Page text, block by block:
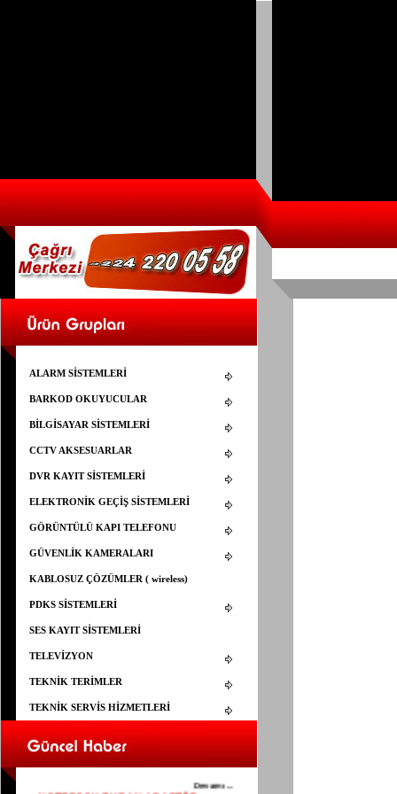
ALARM SİSTEMLERİ
BARKOD OKUYUCULAR
BİLGİSAYAR SİSTEMLERİ
CCTV AKSESUARLAR
DVR KAYIT SİSTEMLERİ
ELEKTRONİK GEÇİŞ SİSTEMLERİ
GÖRÜNTÜLÜ KAPI TELEFONU
GÜVENLİK KAMERALARI
KABLOSUZ ÇÖZÜMLER ( wireless)
PDKS SİSTEMLERİ
SES KAYIT SİSTEMLERİ
TELEVİZYON
TEKNİK TERİMLER
TEKNİK SERVİS HİZMETLERİ
ELEMAN ARANIYOR
25.03.2015
Devamı...